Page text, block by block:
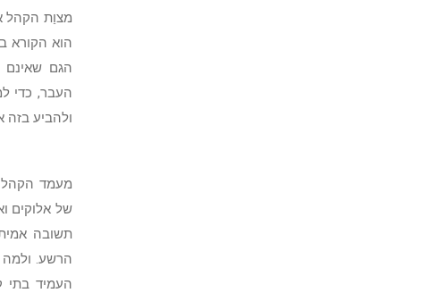
מצוַת הקהל
הוא הקורא
הגם
העבר, כדי
ולהביע
מעמד
של אלוקים
תשובה
הרשע. ולמה
העמיד בתי